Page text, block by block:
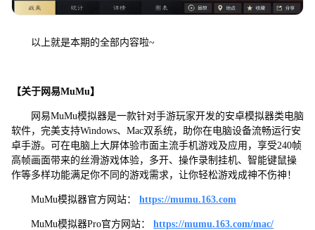
以上就是本期的全部内容啦~
【关于网易MuMu】
网易MuMu模拟器是一款针对手游玩家开发的安卓模拟器类电脑
软件，完美支持Windows、Mac双系统，助你在电脑设备流畅运行安
卓手游。可在电脑上大屏体验市面主流手机游戏及应用，享受240帧
高帧画面带来的丝滑游戏体验，多开、操作录制挂机、智能键鼠操
作等多样功能满足你不同的游戏需求，让你轻松游戏成神不伤神！
MuMu模拟器官方网站： https://mumu.163.com
MuMu模拟器Pro官方网站： https://mumu.163.com/mac/